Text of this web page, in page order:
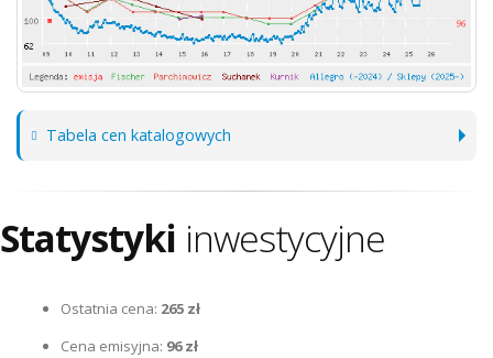
Tabela cen katalogowych
Statystyki inwestycyjne
Ostatnia cena: 265 zł
Cena emisyjna: 96 zł